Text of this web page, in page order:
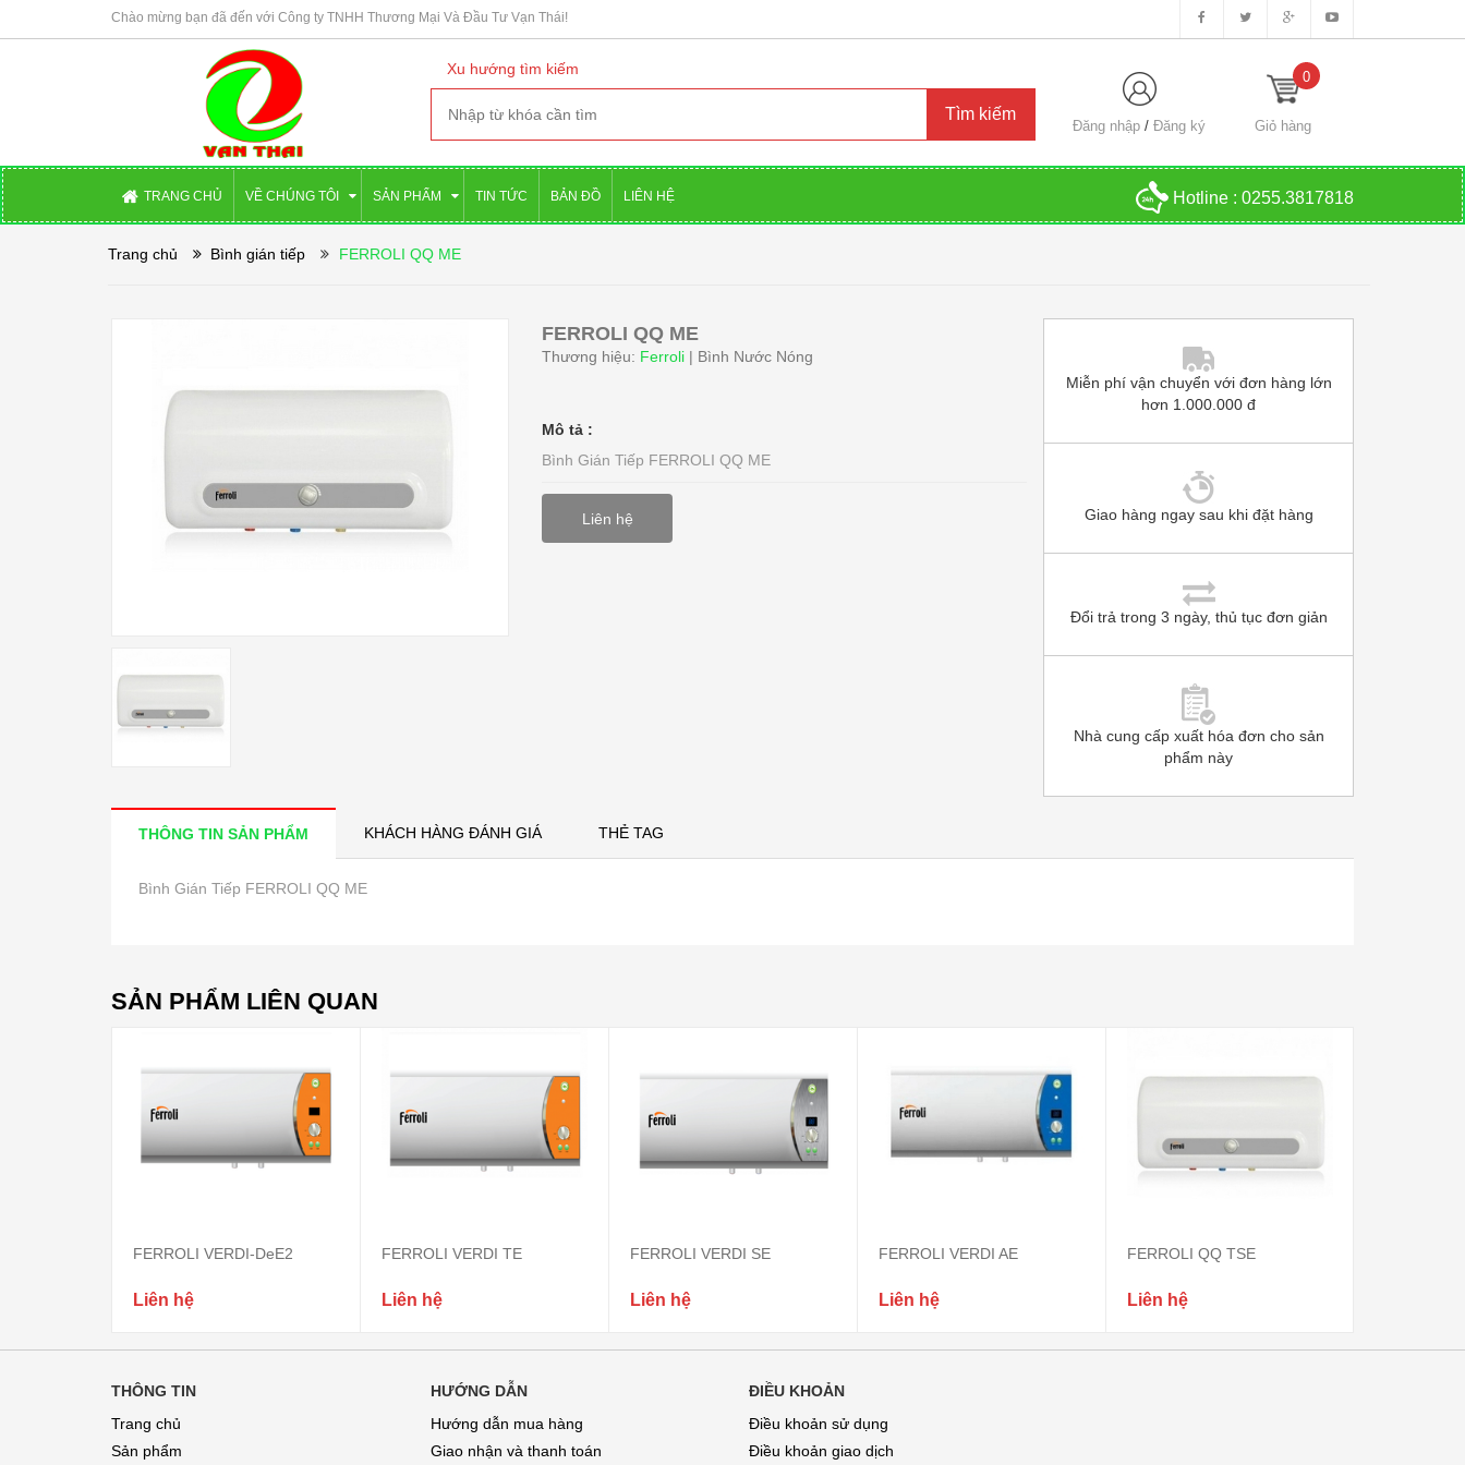
Chào mừng bạn đã đến với Công ty TNHH Thương Mại Và Đầu Tư Vạn Thái!
Xu hướng tìm kiếm
Đăng nhập /Đăng ký Giỏ hàng
0
TRANG CHỦ VỀ CHÚNG TÔI SẢN PHẨM TIN TỨC BẢN ĐỒ LIÊN HỆ Hotline : 0255.3817818
Trang chủ Bình gián tiếp FERROLI QQ ME
FERROLI QQ ME
Thương hiệu: Ferroli | Bình Nước Nóng
Mô tả :
Bình Gián Tiếp FERROLI QQ ME
Liên hệ
Miễn phí vận chuyển với đơn hàng lớn
hơn 1.000.000 đ
Giao hàng ngay sau khi đặt hàng
Đổi trả trong 3 ngày, thủ tục đơn giản
Nhà cung cấp xuất hóa đơn cho sản
phẩm này
THÔNG TIN SẢN PHẨM KHÁCH HÀNG ĐÁNH GIÁ THẺ TAG
Bình Gián Tiếp FERROLI QQ ME
SẢN PHẨM LIÊN QUAN
FERROLI VERDI-DeE2
Liên hệ
FERROLI VERDI TE
Liên hệ
FERROLI VERDI SE
Liên hệ
FERROLI VERDI AE
Liên hệ
FERROLI QQ TSE
Liên hệ
THÔNG TIN
Trang chủ
Sản phẩm
HƯỚNG DẪN
Hướng dẫn mua hàng
Giao nhận và thanh toán
ĐIỀU KHOẢN
Điều khoản sử dụng
Điều khoản giao dịch